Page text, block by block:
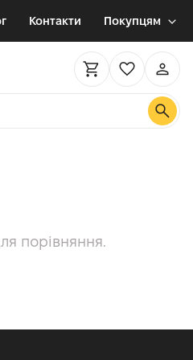
Контакти Покупцям
порівняння.